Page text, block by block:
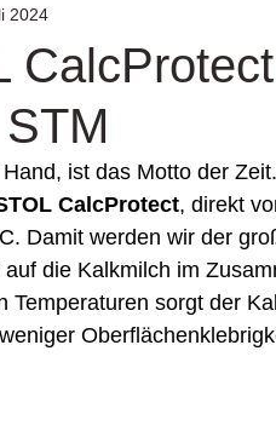
2024
ist das Motto der
CalcProtect, direkt
Damit werden wir der
auf die Kalkmilch im
Temperaturen sorgt der